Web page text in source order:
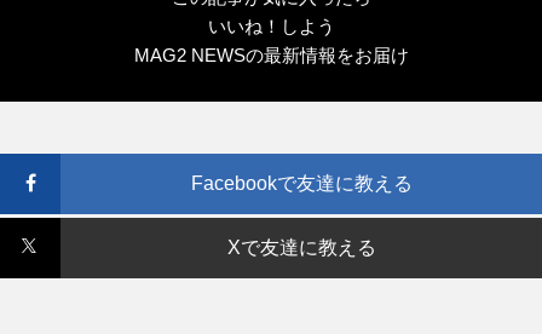
いいね！しよう
MAG2 NEWSの最新情報をお届け
Facebookで友達に教える
Xで友達に教える